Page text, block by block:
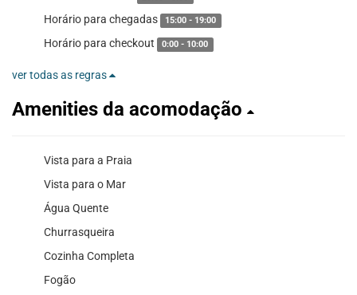
Horário para chegadas 15:00 - 19:00
Horário para checkout 0:00 - 10:00
ver todas as regras
Amenities da acomodação
Vista para a Praia
Vista para o Mar
Água Quente
Churrasqueira
Cozinha Completa
Fogão